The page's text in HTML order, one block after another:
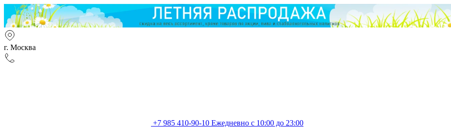
г. Москва
+7 985 410-90-10 Ежедневно с 10:00 до 23:00